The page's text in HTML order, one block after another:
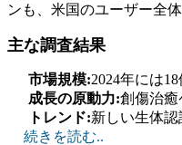
ンも、米国のユーザー全
主な調査結果
市場規模:2024年には
成長の原動力:創傷治癒
トレンド:新しい生体
続きを読む..